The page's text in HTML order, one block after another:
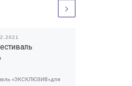
«ЭКСКЛЮЗИВ»для